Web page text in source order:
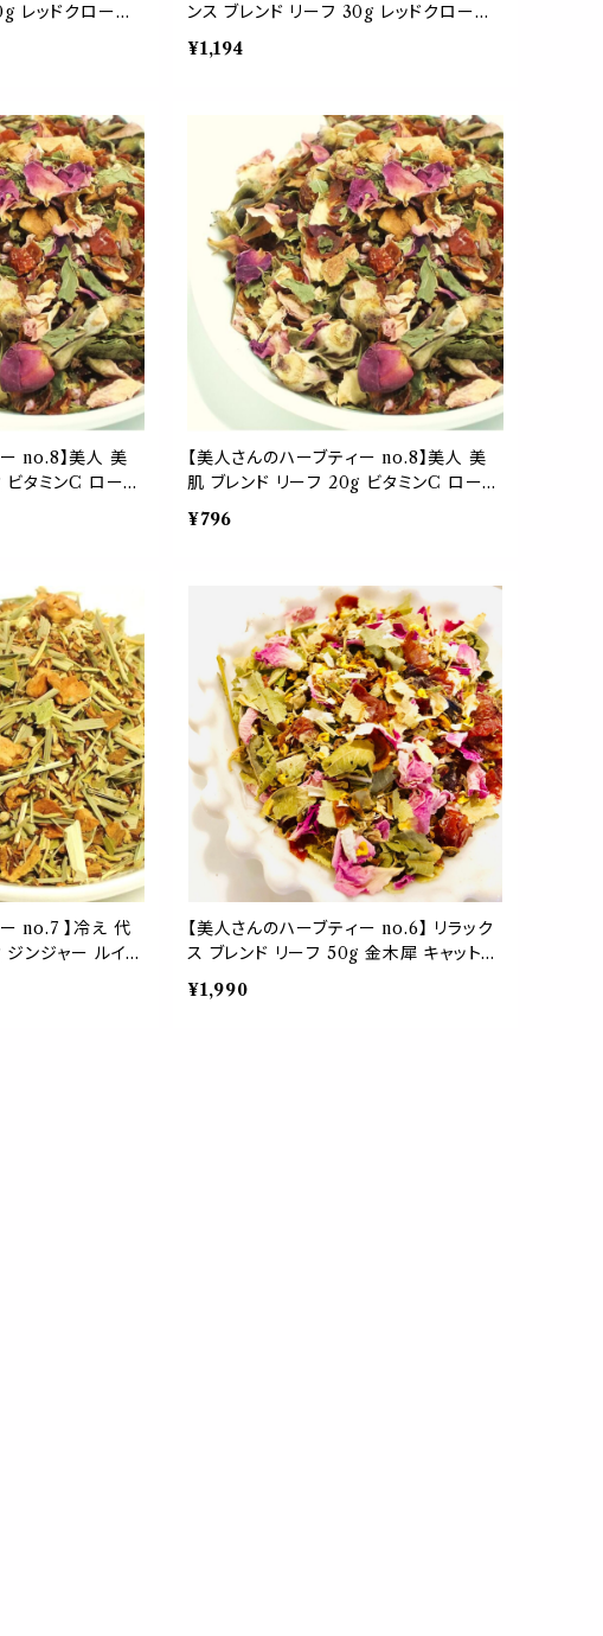
レッドクローバ
フ セージ ロー
茶 茶葉 ギフト
ンス ブレンド リーフ 30g レッドクローバ
ー ローズ ラズベリーリーフ セージ ロー
ズヒップ ハイビスカス 紅茶 茶葉 ギフト
¥1,194
ー no.8】美人 美
タミンC ローズ
ス ヒース ステ
ンバーム 紅茶
【美人さんのハーブティー no.8】美人 美
肌 ブレンド リーフ 20g ビタミンC ローズ
ヒップ ローズ ハイビスカス ヒース ステ
ビア アップフルーツ レモンバーム 紅茶
¥796
ー no.7 】冷え 代
ンジャー ルイボ
リンデン アニス
茶葉
【美人さんのハーブティー no.6】 リラック
ス ブレンド リーフ 50g 金木犀 キャットニ
ップ リンデン ローズピンク ローズヒップ
美味しい お茶 不眠 ストレス ぐっすり 茶
¥1,990